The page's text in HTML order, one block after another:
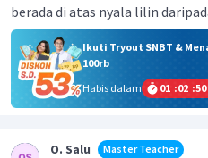
berada di atas nyala lilin
Ikuti Tryout SNBT &
100rb
Habis dalam
01 :02 :50
O. Salu
Master Teacher